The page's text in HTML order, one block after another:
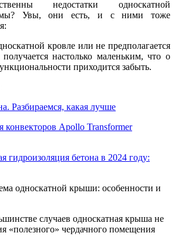
недостатки односкатной
Увы, они есть, и с ними тоже
кровле или не предполагается
настолько маленьким, что о
приходится забыть.
Разбираемся, какая лучше
конвекторов Apollo Transformer
бетона в 2024 году:
случаев односкатная крыша не
«полезного» чердачного помещения